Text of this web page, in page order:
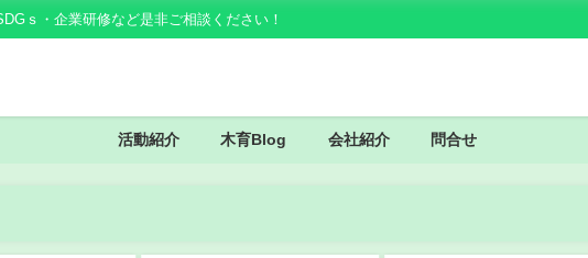
ｓ・企業研修など是非ご相談ください！
活動紹介 木育Blog 会社紹介 問合せ